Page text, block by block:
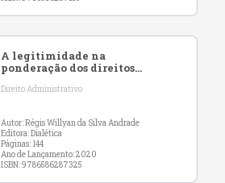
A legitimidade na
ponderação dos direitos
administrativa em face da
deliberativa
Direito Administrativo
Autor: Régis Willyan da Silva Andrade
Editora: Dialética
Páginas: 144
Ano de Lançamento: 2020
ISBN: 9786586287325